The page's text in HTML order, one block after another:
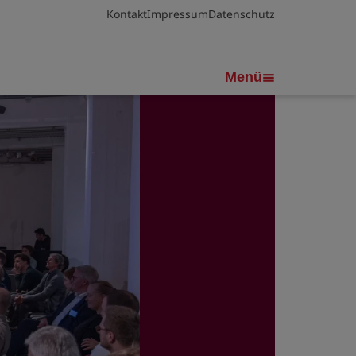
KontaktImpressumDatenschutz
Menü